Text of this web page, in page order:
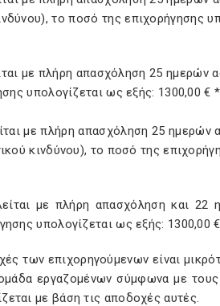
το ποσό της επιχορήγησης
με πλήρη απασχόληση 25 ημερών
υπολογίζεται ως εξής: 1300,00 €
με πλήρη απασχόληση 25
κινδύνου), το ποσό της
με πλήρη απασχόληση και 22
υπολογίζεται ως εξής: 1300,00
των επιχορηγούμενων είναι
εργαζομένων σύμφωνα με
με βάση τις αποδοχές αυτές.